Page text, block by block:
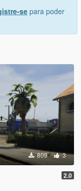
separa poder
809 3
2.0